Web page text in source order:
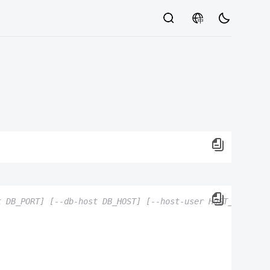
中
[--db-host DB_HOST] [--host-user HOST_USER]